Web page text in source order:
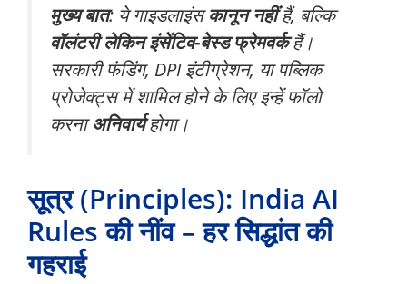
मुख्य बात: ये गाइडलाइंसकानून नहींहैं, बल्कि
वॉलंटरी लेकिन इंसेंटिव-बेस्ड फ्रेमवर्कहैं।
सरकारी फंडिंग, DPI इंटीग्रेशन, या पब्लिक
प्रोजेक्ट्स में शामिल होने के लिए इन्हें फॉलो
करनाअनिवार्यहोगा।
सूत्र (Principles): India AI
Rules की नींव – हर सिद्धांत की
गहराई